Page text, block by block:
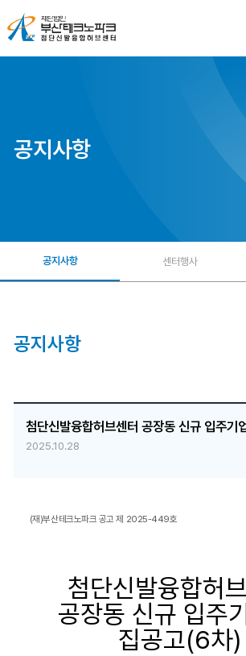
단
신
융
공지사항
공지사항 센터행사
공지사항
첨단신발융합허브센터 공장동 신규 입주기
2025.10.28
(재)부산테크노파크 공고 제 2025-449호
첨단신발융합허
공장동 신규 입주
집공고(6차)